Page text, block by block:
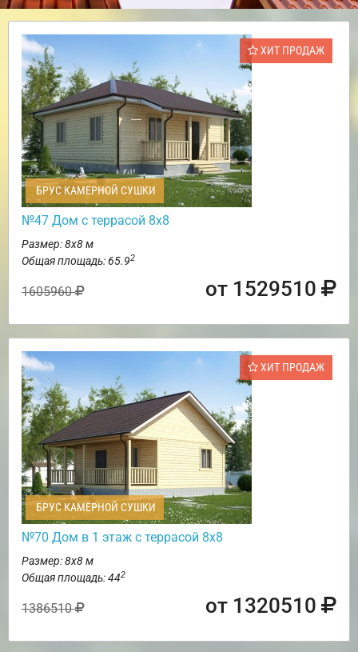
ХИТ ПРОДАЖ
БРУС КАМЕРНОЙ СУШКИ
№47 Дом с террасой 8х8
Размер: 8х8 м
Общая площадь: 65.92
1605960 от 1529510
ХИТ ПРОДАЖ
БРУС КАМЕРНОЙ СУШКИ
№70 Дом в 1 этаж с террасой 8х8
Размер: 8х8 м
Общая площадь: 442
1386510 от 1320510